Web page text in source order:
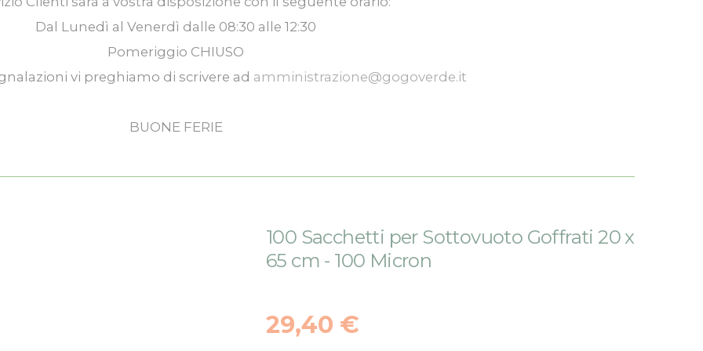
Dal Lunedì al Venerdì dalle 08:30 alle 12:30
Pomeriggio CHIUSO
vi preghiamo di scrivere ad amministrazione@gogoverde.it
BUONE FERIE
100 Sacchetti per Sottovuoto Goffrati 20 x
65 cm - 100 Micron
29,40 €